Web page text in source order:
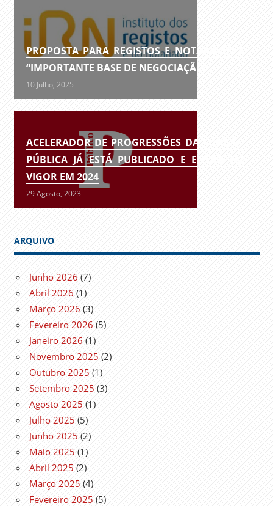
PROPOSTA PARA REGISTOS E NOTARIADO É
“IMPORTANTE BASE DE NEGOCIAÇÃO”
10 Julho, 2025
ACELERADOR DE PROGRESSÕES DA FUNÇÃO
PÚBLICA JÁ ESTÁ PUBLICADO E ENTRA EM
VIGOR EM 2024
29 Agosto, 2023
ARQUIVO
Junho 2026 (7)
Abril 2026 (1)
Março 2026 (3)
Fevereiro 2026 (5)
Janeiro 2026 (1)
Novembro 2025 (2)
Outubro 2025 (1)
Setembro 2025 (3)
Agosto 2025 (1)
Julho 2025 (5)
Junho 2025 (2)
Maio 2025 (1)
Abril 2025 (2)
Março 2025 (4)
Fevereiro 2025 (5)